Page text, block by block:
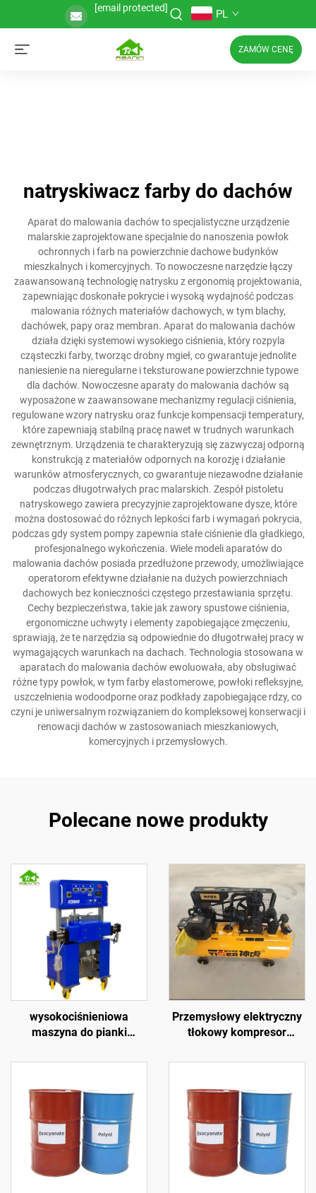
[email protected] PL
ZAMÓW CENĘ
natryskiwacz farby do dachów
Aparat do malowania dachów to specjalistyczne urządzenie
malarskie zaprojektowane specjalnie do nanoszenia powłok
ochronnych i farb na powierzchnie dachowe budynków
mieszkalnych i komercyjnych. To nowoczesne narzędzie łączy
zaawansowaną technologię natrysku z ergonomią projektowania,
zapewniając doskonałe pokrycie i wysoką wydajność podczas
malowania różnych materiałów dachowych, w tym blachy,
dachówek, papy oraz membran. Aparat do malowania dachów
działa dzięki systemowi wysokiego ciśnienia, który rozpyla
cząsteczki farby, tworząc drobny mgieł, co gwarantuje jednolite
naniesienie na nieregularne i teksturowane powierzchnie typowe
dla dachów. Nowoczesne aparaty do malowania dachów są
wyposażone w zaawansowane mechanizmy regulacji ciśnienia,
regulowane wzory natrysku oraz funkcje kompensacji temperatury,
które zapewniają stabilną pracę nawet w trudnych warunkach
zewnętrznym. Urządzenia te charakteryzują się zazwyczaj odporną
konstrukcją z materiałów odpornych na korozję i działanie
warunków atmosferycznych, co gwarantuje niezawodne działanie
podczas długotrwałych prac malarskich. Zespół pistoletu
natryskowego zawiera precyzyjnie zaprojektowane dysze, które
można dostosować do różnych lepkości farb i wymagań pokrycia,
podczas gdy system pompy zapewnia stałe ciśnienie dla gładkiego,
profesjonalnego wykończenia. Wiele modeli aparatów do
malowania dachów posiada przedłużone przewody, umożliwiające
operatorom efektywne działanie na dużych powierzchniach
dachowych bez konieczności częstego przestawiania sprzętu.
Cechy bezpieczeństwa, takie jak zawory spustowe ciśnienia,
ergonomiczne uchwyty i elementy zapobiegające zmęczeniu,
sprawiają, że te narzędzia są odpowiednie do długotrwałej pracy w
wymagających warunkach na dachach. Technologia stosowana w
aparatach do malowania dachów ewoluowała, aby obsługiwać
różne typy powłok, w tym farby elastomerowe, powłoki refleksyjne,
uszczelnienia wodoodporne oraz podkłady zapobiegające rdzy, co
czyni je uniwersalnym rozwiązaniem do kompleksowej konserwacji i
renowacji dachów w zastosowaniach mieszkaniowych,
komercyjnych i przemysłowych.
Polecane nowe produkty
wysokociśnieniowa
maszyna do pianki
izolacji ścian i natrysku
Przemysłowy elektryczny
tłokowy kompresor